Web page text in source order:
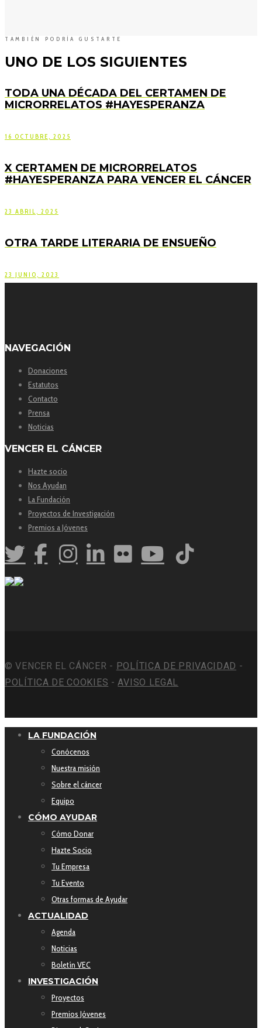
TAMBIÉN PODRÍA GUSTARTE
UNO DE LOS SIGUIENTES
TODA UNA DÉCADA DEL CERTAMEN DE
MICRORRELATOS #HAYESPERANZA
16 OCTUBRE, 2025
X CERTAMEN DE MICRORRELATOS
#HAYESPERANZA PARA VENCER EL CÁNCER
23 ABRIL, 2025
OTRA TARDE LITERARIA DE ENSUEÑO
23 JUNIO, 2023
NAVEGACIÓN
Donaciones
Estatutos
Contacto
Prensa
Noticias
VENCER EL CÁNCER
Hazte socio
Nos Ayudan
La Fundación
Proyectos de Investigación
Premios a Jóvenes
© VENCER EL CÁNCER - POLÍTICA DE PRIVACIDAD -
POLÍTICA DE COOKIES -AVISO LEGAL
LA FUNDACIÓN
Conócenos
Nuestra misión
Sobre el cáncer
Equipo
CÓMO AYUDAR
Cómo Donar
Hazte Socio
Tu Empresa
Tu Evento
Otras formas de Ayudar
ACTUALIDAD
Agenda
Noticias
Boletín VEC
INVESTIGACIÓN
Proyectos
Premios Jóvenes